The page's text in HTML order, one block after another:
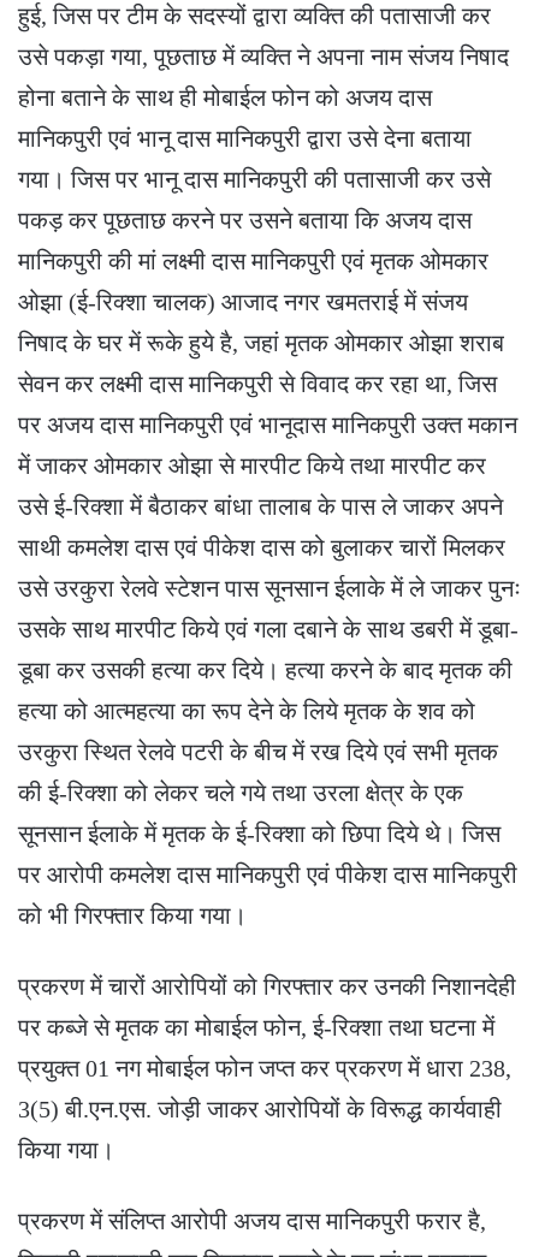
हुई, जिस पर टीम के सदस्यों द्वारा व्यक्ति की पतासाजी कर
उसे पकड़ा गया, पूछताछ में व्यक्ति ने अपना नाम संजय निषाद
होना बताने के साथ ही मोबाईल फोन को अजय दास
मानिकपुरी एवं भानू दास मानिकपुरी द्वारा उसे देना बताया
गया। जिस पर भानू दास मानिकपुरी की पतासाजी कर उसे
पकड़ कर पूछताछ करने पर उसने बताया कि अजय दास
मानिकपुरी की मां लक्ष्मी दास मानिकपुरी एवं मृतक ओमकार
ओझा (ई-रिक्शा चालक) आजाद नगर खमतराई में संजय
निषाद के घर में रूके हुये है, जहां मृतक ओमकार ओझा शराब
सेवन कर लक्ष्मी दास मानिकपुरी से विवाद कर रहा था, जिस
पर अजय दास मानिकपुरी एवं भानूदास मानिकपुरी उक्त मकान
में जाकर ओमकार ओझा से मारपीट किये तथा मारपीट कर
उसे ई-रिक्शा में बैठाकर बांधा तालाब के पास ले जाकर अपने
साथी कमलेश दास एवं पीकेश दास को बुलाकर चारों मिलकर
उसे उरकुरा रेलवे स्टेशन पास सूनसान ईलाके में ले जाकर पुनः
उसके साथ मारपीट किये एवं गला दबाने के साथ डबरी में डूबा-
डूबा कर उसकी हत्या कर दिये। हत्या करने के बाद मृतक की
हत्या को आत्महत्या का रूप देने के लिये मृतक के शव को
उरकुरा स्थित रेलवे पटरी के बीच में रख दिये एवं सभी मृतक
की ई-रिक्शा को लेकर चले गये तथा उरला क्षेत्र के एक
सूनसान ईलाके में मृतक के ई-रिक्शा को छिपा दिये थे। जिस
पर आरोपी कमलेश दास मानिकपुरी एवं पीकेश दास मानिकपुरी
को भी गिरफ्तार किया गया।
प्रकरण में चारों आरोपियों को गिरफ्तार कर उनकी निशानदेही
पर कब्जे से मृतक का मोबाईल फोन, ई-रिक्शा तथा घटना में
प्रयुक्त 01 नग मोबाईल फोन जप्त कर प्रकरण में धारा 238,
3(5) बी.एन.एस. जोड़ी जाकर आरोपियों के विरूद्ध कार्यवाही
किया गया।
प्रकरण में संलिप्त आरोपी अजय दास मानिकपुरी फरार है,